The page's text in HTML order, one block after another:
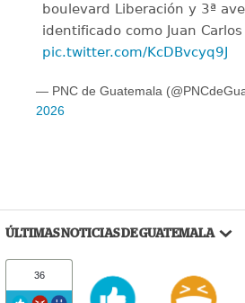
boulevard Liberación y 3ª
identificado como Juan
pic.twitter.com/KcDBvcyq9J
— PNC de Guatemala
2026
ÚLTIMAS NOTICIAS DE GUATEMALA
36